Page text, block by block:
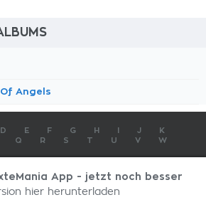
Angels
D E F G H J
K
Q R S T U V
W
KONTAKT IMPRESSUM
- Copyright © 2026 - All Rights Reserved
App - jetzt noch besser
hier herunterladen